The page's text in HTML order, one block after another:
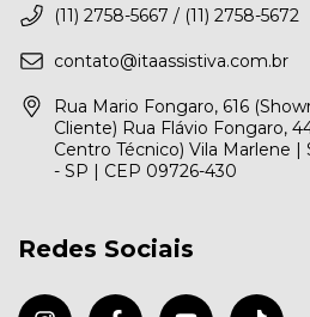
(11) 2758-5667 / (11) 2758-5672
contato@itaassistiva.com.br
Rua Mario Fongaro, 616
Cliente) Rua Flávio Fongaro,
Centro Técnico) Vila Marlene
- SP | CEP 09726-430
Redes Sociais